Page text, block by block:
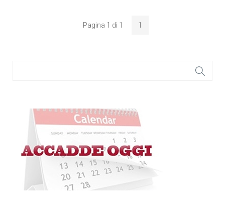
Pagina 1 di 1 1